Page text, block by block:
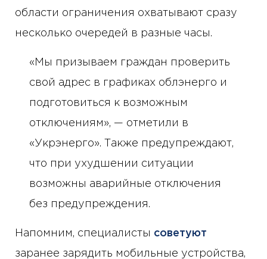
области ограничения охватывают сразу
несколько очередей в разные часы.
«Мы призываем граждан проверить
свой адрес в графиках облэнерго и
подготовиться к возможным
отключениям», — отметили в
«Укрэнерго». Также предупреждают,
что при ухудшении ситуации
возможны аварийные отключения
без предупреждения.
Напомним, специалисты советуют
заранее зарядить мобильные устройства,